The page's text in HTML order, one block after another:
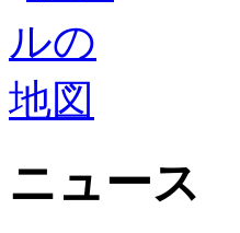
ニュース